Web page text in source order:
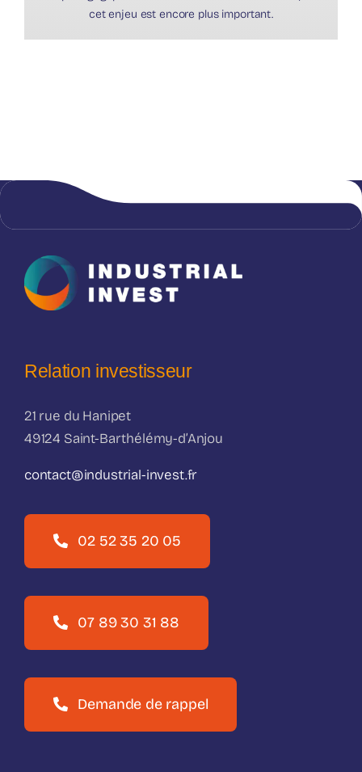
cet enjeu est encore plus important.
Relation investisseur
21 rue du Hanipet
49124 Saint-Barthélémy-d’Anjou
contact@industrial-invest.fr
02 52 35 20 05
07 89 30 31 88
Demande de rappel